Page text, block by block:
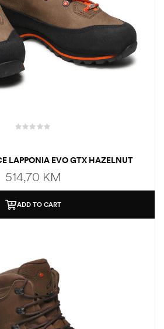
LAPPONIA EVO GTX HAZELNUT
514,70 KM
ADD TO CART